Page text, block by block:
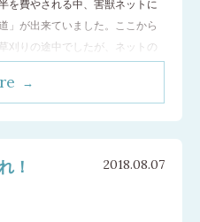
を費やされる中、害獣ネットに
」が出来ていました。ここから
刈りの途中でしたが、ネットの
コンフリー葉（ヒレハリソウ）
！ 2018.08.07